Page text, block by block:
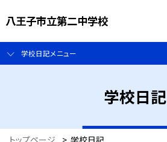
八王子市立第二中学校
学校日記メニュー
学校日記